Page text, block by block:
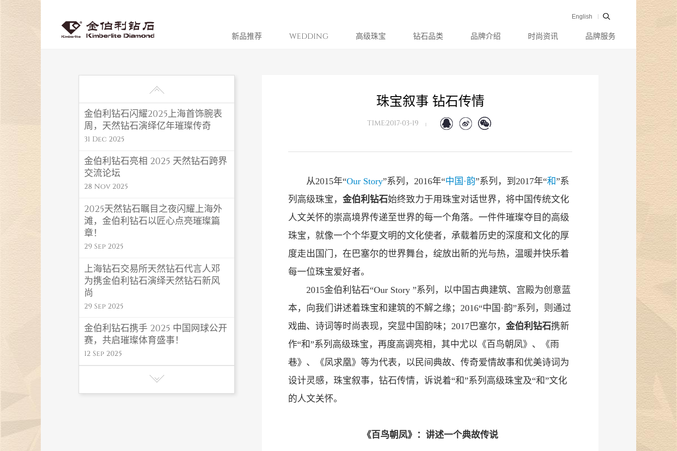
English
新品推荐 WEDDING 高级珠宝 钻石品类 品牌介绍 时尚资讯 品牌服务
金伯利钻石闪耀2025上海首饰腕表
周，天然钻石演绎亿年璀璨传奇
31 Dec 2025
金伯利钻石亮相 2025 天然钻石跨界
交流论坛
28 Nov 2025
2025天然钻石瞩目之夜闪耀上海外
滩，金伯利钻石以匠心点亮璀璨篇
章！
29 Sep 2025
上海钻石交易所天然钻石代言人邓
为携金伯利钻石演绎天然钻石新风
尚
29 Sep 2025
金伯利钻石携手 2025 中国网球公开
赛，共启璀璨体育盛事！
12 Sep 2025
金伯利钻石 “福禄” 系列闪耀高考毕
珠宝叙事 钻石传情
TIME:2017-03-19
从2015年“Our Story”系列，2016年“中国·韵”系列，到2017年“和”系
列高级珠宝， 金伯利钻石始终致力于用珠宝对话世界，将中国传统文化
人文关怀的崇高境界传递至世界的每一个角落。一件件璀璨夺目的高级
珠宝，就像一个个华夏文明的文化使者，承载着历史的深度和文化的厚
度走出国门，在巴塞尔的世界舞台，绽放出新的光与热，温暖并快乐着
每一位珠宝爱好者。
2015金伯利钻石“Our Story ”系列，以中国古典建筑、宫殿为创意蓝
本，向我们讲述着珠宝和建筑的不解之缘；2016“中国·韵”系列，则通过
戏曲、诗词等时尚表现，突显中国韵味；2017巴塞尔， 金伯利钻石携新
作“和”系列高级珠宝，再度高调亮相，其中尤以《百鸟朝凤》、《雨
巷》、《凤求凰》等为代表，以民间典故、传奇爱情故事和优美诗词为
设计灵感，珠宝叙事，钻石传情，诉说着“和”系列高级珠宝及“和”文化
的人文关怀。
《百鸟朝凤》：讲述一个典故传说